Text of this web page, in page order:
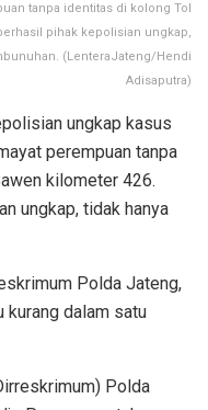
tanpa identitas di kolong Tol
pihak kepolisian ungkap,
(LenteraJateng/Hendi
Adisaputra)
ungkap kasus
perempuan tanpa
kilometer 426.
ungkap, tidak hanya
Polda Jateng,
kurang dalam satu
Polda